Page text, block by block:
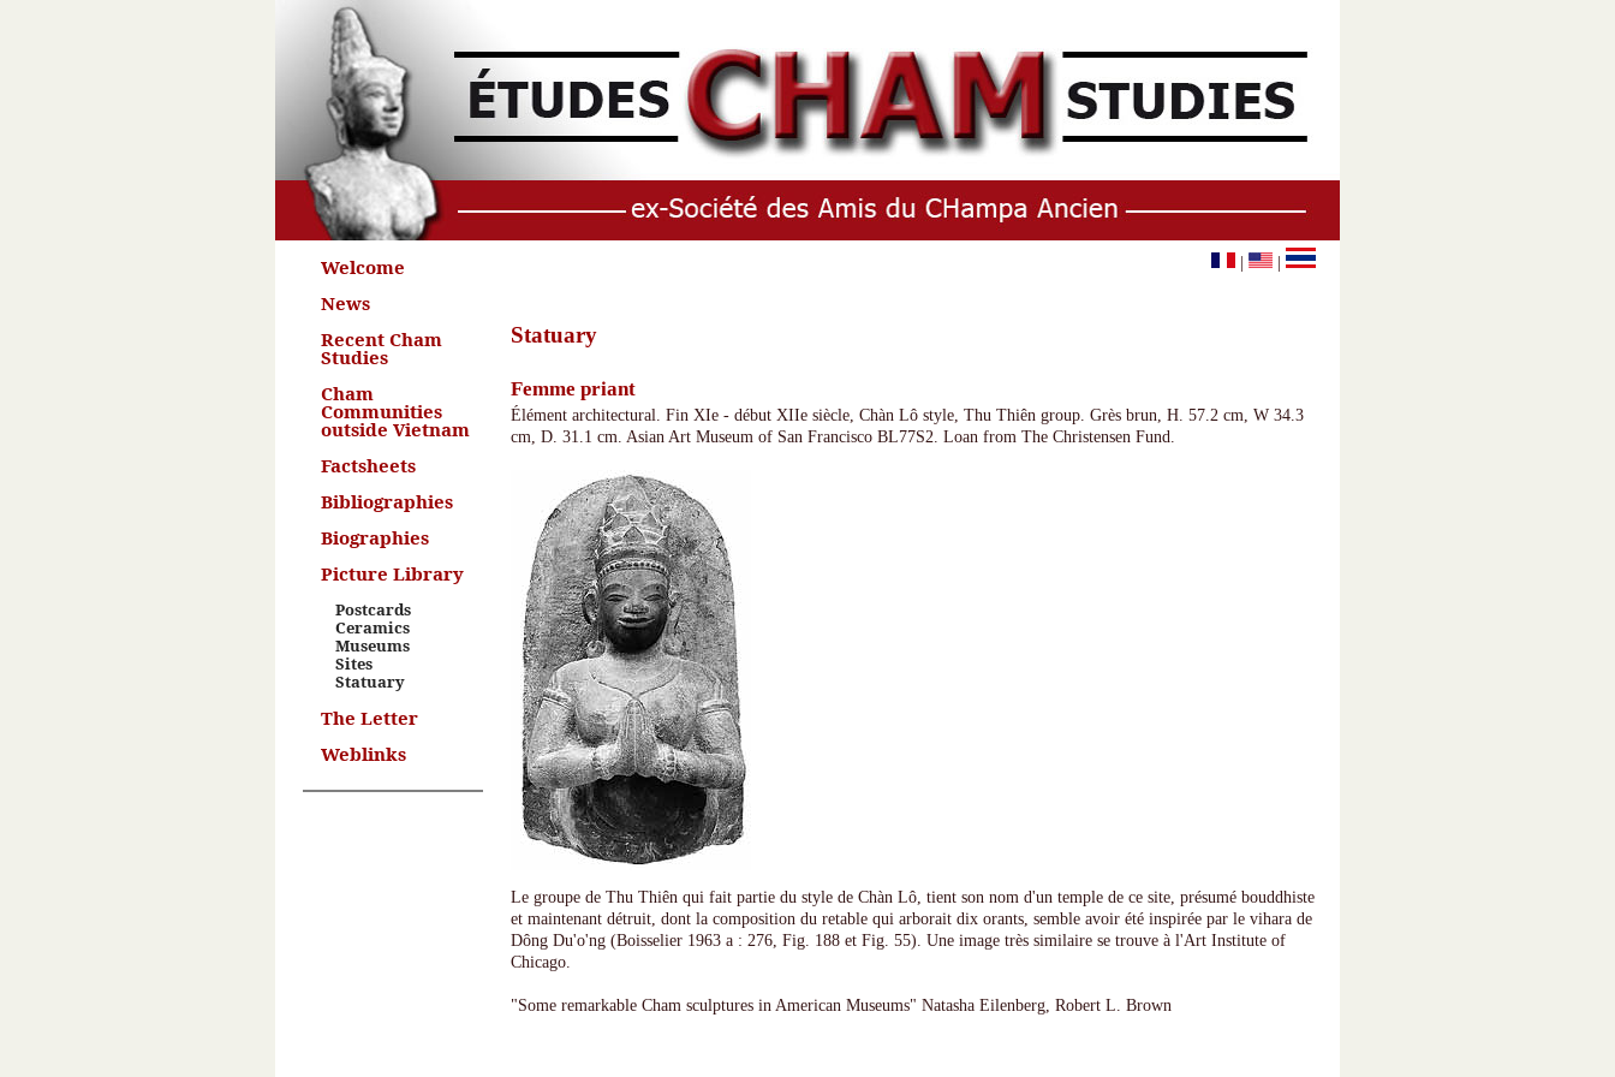
Welcome
News
Recent Cham
Studies
Cham
Communities
outside Vietnam
Factsheets
Bibliographies
Biographies
Picture Library
Postcards
Ceramics
Museums
Sites
Statuary
The Letter
Weblinks
Statuary
Femme priant
Élément architectural. Fin XIe - début XIIe siècle, Chàn Lô style, Thu Thiên group. Grès brun, H. 57.2 cm, W 34.3
cm, D. 31.1 cm. Asian Art Museum of San Francisco BL77S2. Loan from The Christensen Fund.
Le groupe de Thu Thiên qui fait partie du style de Chàn Lô, tient son nom d'un temple de ce site, présumé bouddhiste
et maintenant détruit, dont la composition du retable qui arborait dix orants, semble avoir été inspirée par le vihara de
Dông Du'o'ng (Boisselier 1963 a : 276, Fig. 188 et Fig. 55). Une image très similaire se trouve à l'Art Institute of
Chicago.
"Some remarkable Cham sculptures in American Museums" Natasha Eilenberg, Robert L. Brown